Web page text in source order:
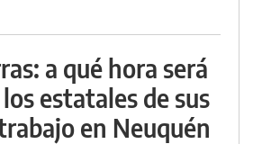
a qué hora será
estatales de sus
en Neuquén